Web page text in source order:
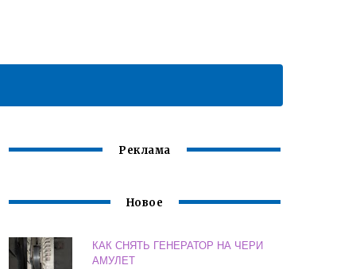
Реклама
Новое
КАК СНЯТЬ ГЕНЕРАТОР НА ЧЕРИ
АМУЛЕТ